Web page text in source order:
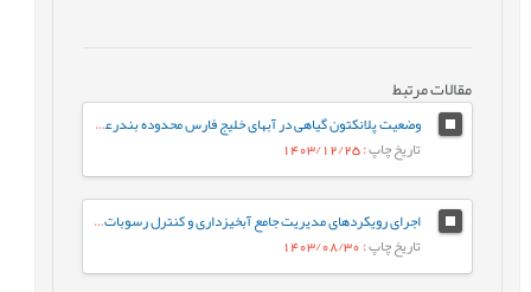
مقالات مرتبط
وضعیت پلانکتون گیاهی در آبهای خلیج فارس محدوده بندرعباس تاجریزه لارک
تاریخ چاپ: 1403/12/25
اجرای رویکردهای مدیریت جامع آبخیزداری و کنترل رسوبات در حفاظت از تالاب انزلی
تاریخ چاپ: 1403/08/30